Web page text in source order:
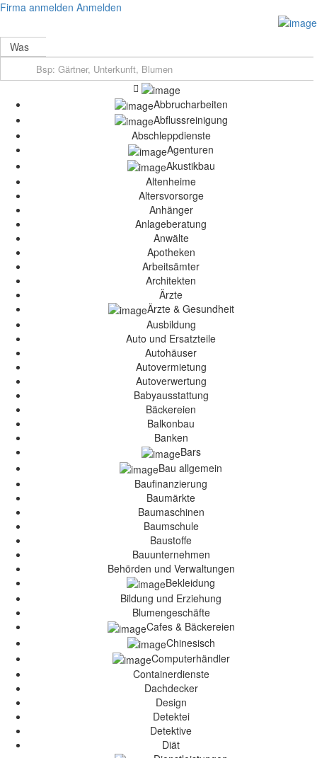
Firma anmelden Anmelden
Was
Abbrucharbeiten
Abflussreinigung
Abschleppdienste
Agenturen
Akustikbau
Altenheime
Altersvorsorge
Anhänger
Anlageberatung
Anwälte
Apotheken
Arbeitsämter
Architekten
Ärzte
Ärzte & Gesundheit
Ausbildung
Auto und Ersatzteile
Autohäuser
Autovermietung
Autoverwertung
Babyausstattung
Bäckereien
Balkonbau
Banken
Bars
Bau allgemein
Baufinanzierung
Baumärkte
Baumaschinen
Baumschule
Baustoffe
Bauunternehmen
Behörden und Verwaltungen
Bekleidung
Bildung und Erziehung
Blumengeschäfte
Cafes & Bäckereien
Chinesisch
Computerhändler
Containerdienste
Dachdecker
Design
Detektei
Detektive
Diät